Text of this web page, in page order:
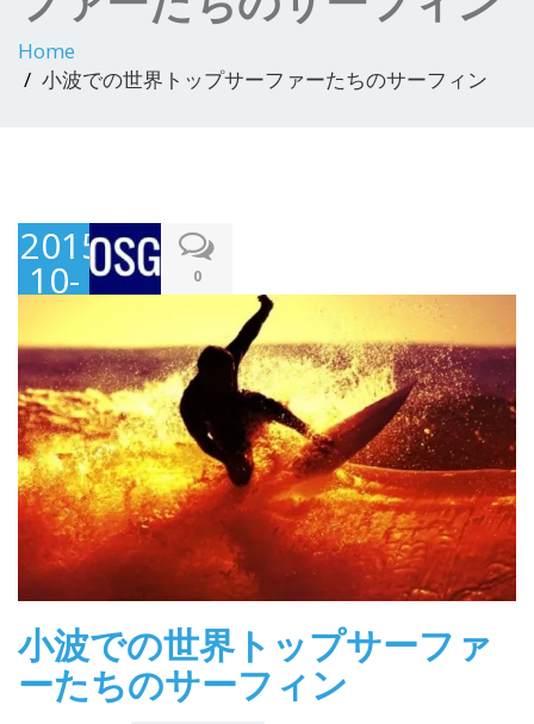
Home
小波での世界トップサーファーたちのサーフィン
2015-
10- 0
小波での世界トップサーファ
ーたちのサーフィン